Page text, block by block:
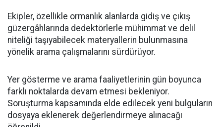
Ekipler, özellikle ormanlık alanlarda gidiş ve çıkış
güzergâhlarında dedektörlerle mühimmat ve delil
niteliği taşıyabilecek materyallerin bulunmasına
yönelik arama çalışmalarını sürdürüyor.
Yer gösterme ve arama faaliyetlerinin gün boyunca
farklı noktalarda devam etmesi bekleniyor.
Soruşturma kapsamında elde edilecek yeni bulguların
dosyaya eklenerek değerlendirmeye alınacağı